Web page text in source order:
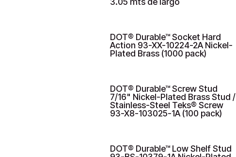
HASTA AGOTAR STOCK
BAJO PEDIDO
DOT® Durable™ Socket Hard
Action 93-XX-10224-2A Nickel-
Plated Brass (1000 pack)
DOT® Durable™ Screw Stud
7/16" Nickel-Plated Brass Stud /
Stainless-Steel Teks® Screw
93-X8-103025-1A (100 pack)
DOT® Durable™ Low Shelf Stud